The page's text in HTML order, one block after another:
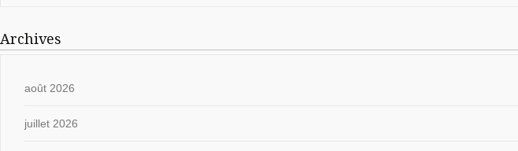
Archives
août 2026
juillet 2026